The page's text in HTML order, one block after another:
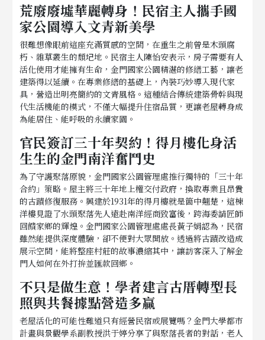
荒廢廢墟華麗轉身！民宿主人攜手國
家公園導入文青新美學
很難想像眼前這座充滿質感的空間，在重生之前曾是木頭腐
朽、雜草叢生的頹圮地。民宿主人陳怡安表示，房子需要有人
活化使用才能擁有生命，金門國家公園精湛的修繕工藝，讓老
建築得以延續。在專業修繕的基礎上，內裝巧妙導入現代家
具，營造出明亮簡約的文青風格。這種結合傳統建築骨幹與現
代生活機能的模式，不僅大幅提升住宿品質，更讓老屋轉身成
為能居住、能呼吸的永續家園。
官民簽訂三十年契約！得月樓化身活
生生的金門南洋奮鬥史
為了守護聚落原貌，金門國家公園管理處推行獨特的「三十年
合約」策略。屋主將三十年地上權交付政府，換取專業且昂貴
的古蹟修復服務。興建於1931年的得月樓就是箇中翹楚，這棟
洋樓見證了水頭聚落先人遠赴南洋經商致富後，跨海委請匠師
回饋家鄉的輝煌。金門國家公園管理處處長黃子娟認為，民宿
雖然能提供深度體驗，卻不便對大眾開放。透過將古蹟改造成
展示空間，能將整座村莊的故事濃縮其中，讓訪客深入了解金
門人如何在外打拚並匯款回鄉。
不只是做生意！學者建言古厝轉型長
照與共餐據點營造多贏
老屋活化的可能性難道只有經營民宿或展覽嗎？金門大學都市
計畫與景觀學系副教授洪于婷分享了與聚落長者的對話，老人